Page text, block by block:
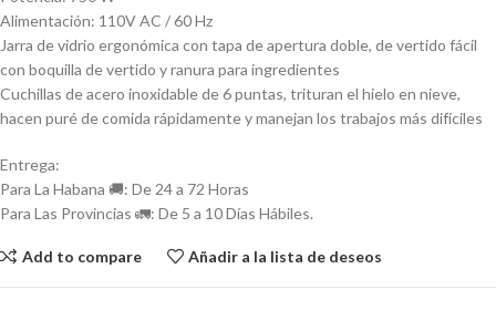
Alimentación: 110V AC / 60 Hz
Jarra de vidrio ergonómica con tapa de apertura doble, de vertido fácil
con boquilla de vertido y ranura para ingredientes
Cuchillas de acero inoxidable de 6 puntas, trituran el hielo en nieve,
hacen puré de comida rápidamente y manejan los trabajos más difíciles
Entrega:
Para La Habana 🚚: De 24 a 72 Horas
Para Las Provincias 🚛: De 5 a 10 Días Hábiles.
Add to compare Añadir a la lista de deseos